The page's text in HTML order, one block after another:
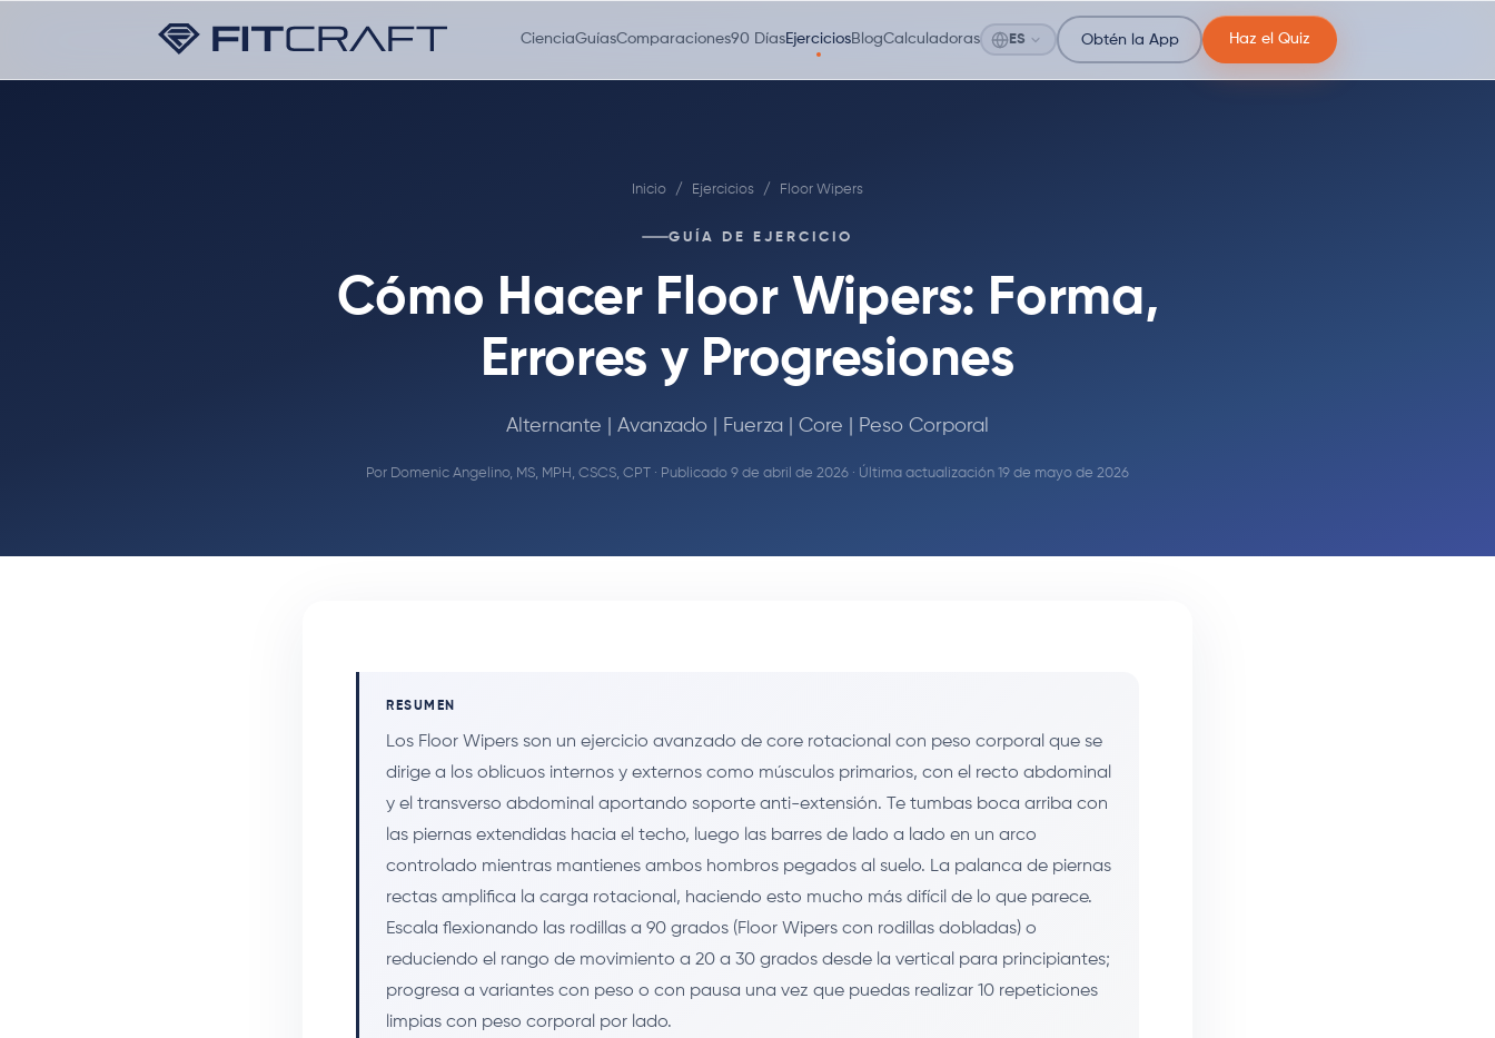
CienciaGuíasComparaciones90 DíasEjerciciosBlogCalculadoras ES Obtén la App Haz el Quiz
Inicio / Ejercicios / Floor Wipers
GUÍA DE EJERCICIO
Cómo Hacer Floor Wipers: Forma,
Errores y Progresiones
Alternante | Avanzado | Fuerza | Core | Peso Corporal
Por Domenic Angelino, MS, MPH, CSCS, CPT · Publicado 9 de abril de 2026 · Última actualización 19 de mayo de 2026
RESUMEN
Los Floor Wipers son un ejercicio avanzado de core rotacional con peso corporal que se
dirige a los oblicuos internos y externos como músculos primarios, con el recto abdominal
y el transverso abdominal aportando soporte anti-extensión. Te tumbas boca arriba con
las piernas extendidas hacia el techo, luego las barres de lado a lado en un arco
controlado mientras mantienes ambos hombros pegados al suelo. La palanca de piernas
rectas amplifica la carga rotacional, haciendo esto mucho más difícil de lo que parece.
Escala flexionando las rodillas a 90 grados (Floor Wipers con rodillas dobladas) o
reduciendo el rango de movimiento a 20 a 30 grados desde la vertical para principiantes;
progresa a variantes con peso o con pausa una vez que puedas realizar 10 repeticiones
limpias con peso corporal por lado.